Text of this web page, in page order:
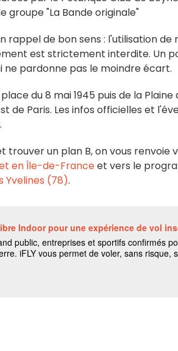
groupe "La Bande originale"
rappel de bon sens : l'utilisation
est strictement interdite. Un
pardonne pas le moindre écart.
du 8 mai 1945 puis de la
de Paris. Les infos officielles et
.
trouver un plan B, on vous renvoie
et en Île-de-Franceet vers le
Yvelines (78).